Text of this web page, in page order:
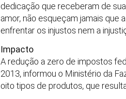
dedicação que receberam de
amor, não esqueçam jamais que
enfrentar os injustos nem a
Impacto
A redução a zero de impostos
2013, informou o Ministério da
oito tipos de produtos, que